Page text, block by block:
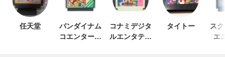
任天堂
バンダイナム
コエンターテ
コナミデジタ
ルエンタテイ
タイトー
ス
エ